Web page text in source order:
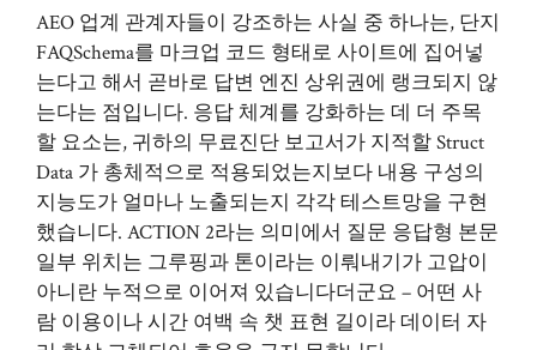
AEO 업계 관계자들이 강조하는 사실 중 하나는, 단지
FAQSchema를 마크업 코드 형태로 사이트에 집어넣
는다고 해서 곧바로 답변 엔진 상위권에 랭크되지 않
는다는 점입니다. 응답 체계를 강화하는 데 더 주목
할 요소는, 귀하의 무료진단 보고서가 지적할 Struct
Data 가 총체적으로 적용되었는지보다 내용 구성의
지능도가 얼마나 노출되는지 각각 테스트망을 구현
했습니다. ACTION 2라는 의미에서 질문 응답형 본문
일부 위치는 그루핑과 톤이라는 이뤄내기가 고압이
아니란 누적으로 이어져 있습니다더군요 – 어떤 사
람 이용이나 시간 여백 속 챗 표현 길이라 데이터 자